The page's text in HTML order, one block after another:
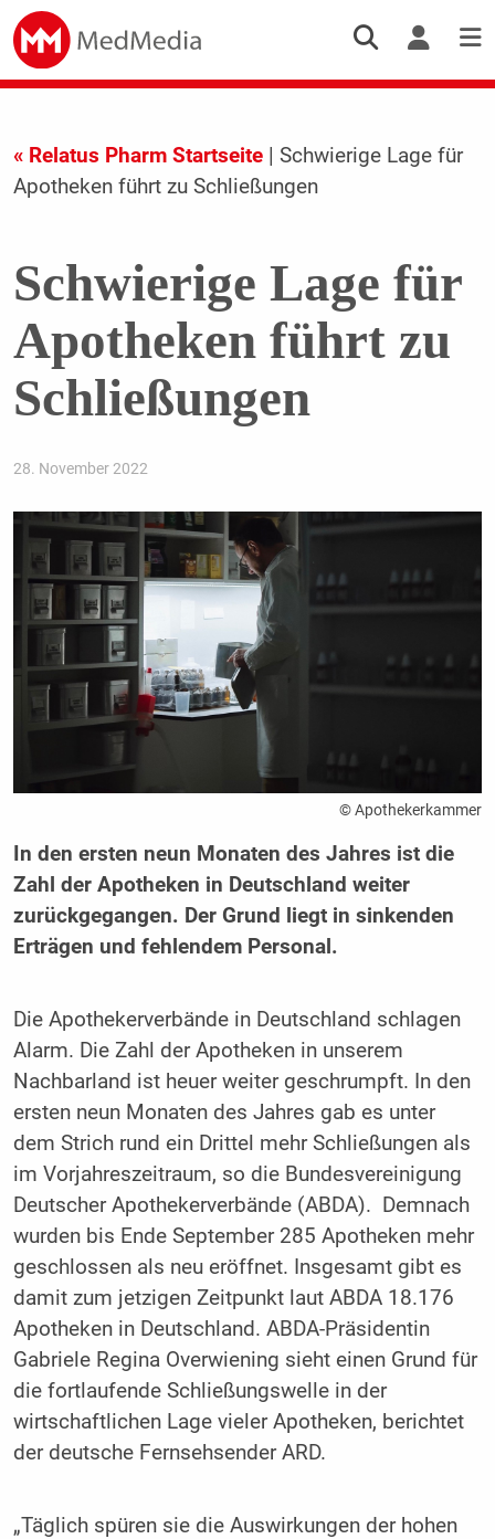
« Relatus Pharm Startseite| Schwierige Lage für
Apotheken führt zu Schließungen
Schwierige Lage für
Apotheken führt zu
Schließungen
28. November 2022
© Apothekerkammer
In den ersten neun Monaten des Jahres ist die
Zahl der Apotheken in Deutschland weiter
zurückgegangen. Der Grund liegt in sinkenden
Erträgen und fehlendem Personal.
Die Apothekerverbände in Deutschland schlagen
Alarm. Die Zahl der Apotheken in unserem
Nachbarland ist heuer weiter geschrumpft. In den
ersten neun Monaten des Jahres gab es unter
dem Strich rund ein Drittel mehr Schließungen als
im Vorjahreszeitraum, so die Bundesvereinigung
Deutscher Apothekerverbände (ABDA). Demnach
wurden bis Ende September 285 Apotheken mehr
geschlossen als neu eröffnet. Insgesamt gibt es
damit zum jetzigen Zeitpunkt laut ABDA 18.176
Apotheken in Deutschland. ABDA-Präsidentin
Gabriele Regina Overwiening sieht einen Grund für
die fortlaufende Schließungswelle in der
wirtschaftlichen Lage vieler Apotheken, berichtet
der deutsche Fernsehsender ARD.
„Täglich spüren sie die Auswirkungen der hohen